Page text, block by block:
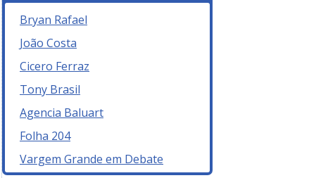
Bryan Rafael
João Costa
Cicero Ferraz
Tony Brasil
Agencia Baluart
Folha 204
Vargem Grande em Debate